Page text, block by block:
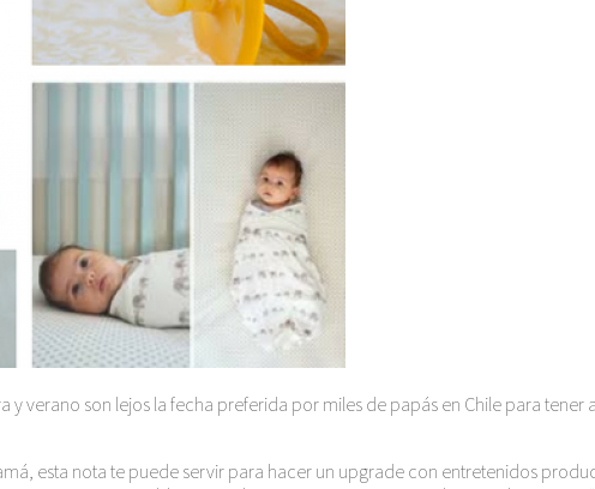
son lejos la fecha preferida por miles de papás en Chile para tener
esta nota te puede servir para hacer un upgrade con entretenidos